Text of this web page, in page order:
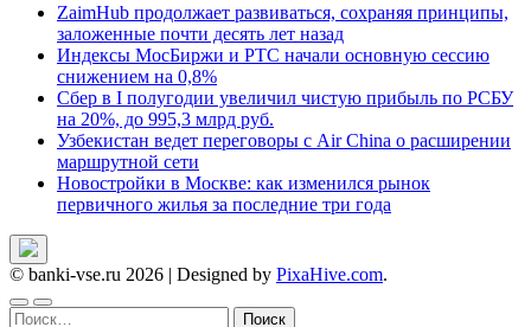
ZaimHub продолжает развиваться, сохраняя принципы,
заложенные почти десять лет назад
Индексы МосБиржи и РТС начали основную сессию
снижением на 0,8%
Сбер в I полугодии увеличил чистую прибыль по РСБУ
на 20%, до 995,3 млрд руб.
Узбекистан ведет переговоры с Air China о расширении
маршрутной сети
Новостройки в Москве: как изменился рынок
первичного жилья за последние три года
© banki-vse.ru 2026 | Designed by PixaHive.com.
Найти: